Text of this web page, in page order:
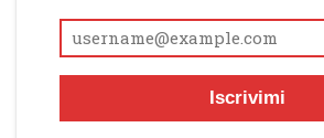
Iscrivimi